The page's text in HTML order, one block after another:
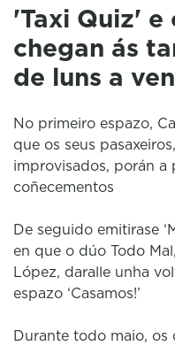
'Taxi Quiz' e
chegan ás
de luns a
No primeiro espazo,
que os seus
improvisados, porán a
coñecementos
De seguido emitirase
en que o dúo Todo
López, daralle unha
espazo ‘Casamos!’
Durante todo maio, os